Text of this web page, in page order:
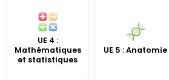
UE 4 :
Mathématiques
et statistiques
UE 5 : Anatomie